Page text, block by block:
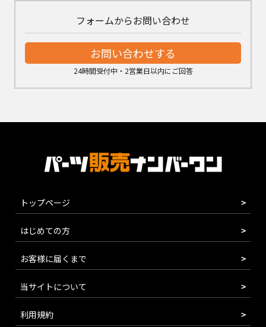
フォームからお問い合わせ
お問い合わせする
24時間受付中・2営業日以内にご回答
トップページ
はじめての方
お客様に届くまで
当サイトについて
利用規約